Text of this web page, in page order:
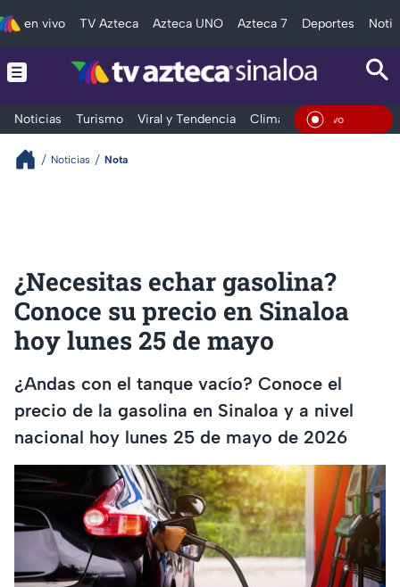
en vivo TV Azteca Azteca UNO Azteca 7 Deportes
Noticias Turismo Viral y Tendencia Clima Deportes En
Noticias Nota
¿Necesitas echar gasolina?
Conoce su precio en Sinaloa
hoy lunes 25 de mayo
¿Andas con el tanque vacío? Conoce el
precio de la gasolina en Sinaloa y a nivel
nacional hoy lunes 25 de mayo de 2026